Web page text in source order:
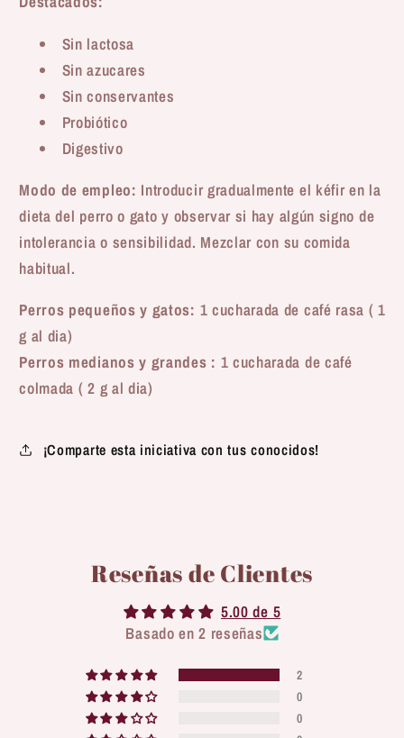
Sin lactosa
Sin azucares
Sin conservantes
Probiótico
Digestivo
Modo de empleo: Introducir gradualmente el kéfir en la
dieta del perro o gato y observar si hay algún signo de
intolerancia o sensibilidad. Mezclar con su comida
habitual.
Perros pequeños y gatos: 1 cucharada de café rasa ( 1
g al dia)
Perros medianos y grandes : 1 cucharada de café
colmada ( 2 g al dia)
¡Comparte esta iniciativa con tus conocidos!
Reseñas de Clientes
5.00 de 5
Basado en 2 reseñas
2
0
0